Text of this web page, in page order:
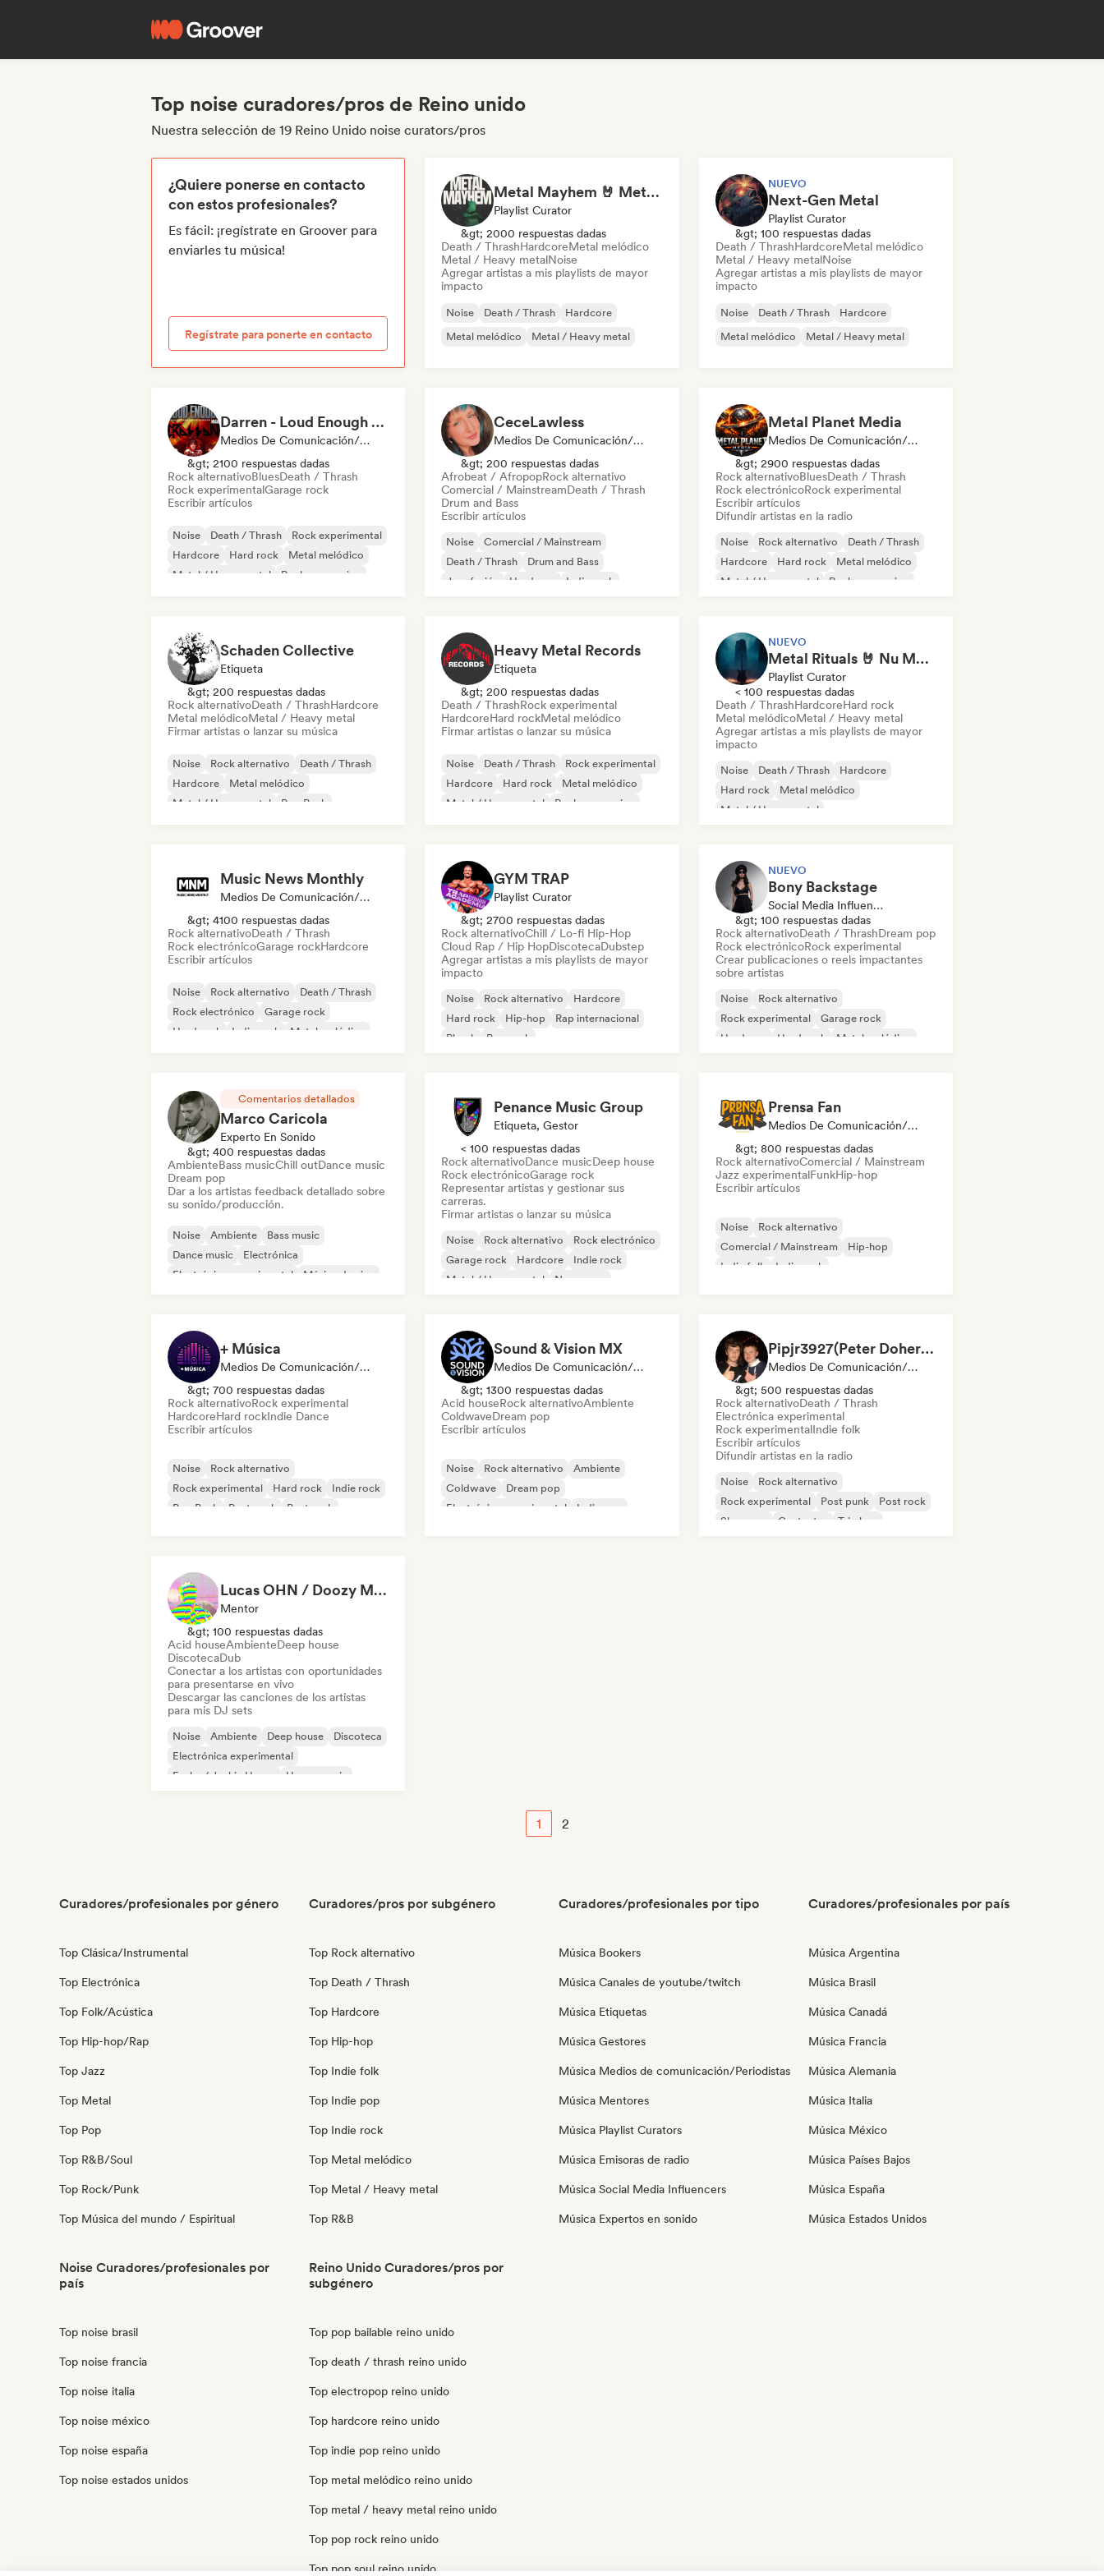
Top noise curadores/pros de Reino unido
Nuestra selección de 19 Reino Unido noise curators/pros
¿Quiere ponerse en contacto
con estos profesionales?
Es fácil: ¡regístrate en Groover para
enviarles tu música!
Regístrate para ponerte en contacto
Metal Mayhem 🤘 Metalcore, Deathcore & Progressive Metal
Playlist Curator
&gt; 2000 respuestas dadas
Death / ThrashHardcoreMetal melódico
Metal / Heavy metalNoise
Agregar artistas a mis playlists de mayor
impacto
Noise Death / Thrash
Hardcore
Metal melódico
Metal / Heavy metal
NUEVO
Next-Gen Metal
Playlist Curator
&gt; 100 respuestas dadas
Death / ThrashHardcoreMetal melódico
Metal / Heavy metalNoise
Agregar artistas a mis playlists de mayor
impacto
Noise Death / Thrash
Hardcore
Metal melódico
Metal / Heavy metal
Darren - Loud Enough Magazine
Medios De Comunicación/Periodista
&gt; 2100 respuestas dadas
Rock alternativoBluesDeath / Thrash
Rock experimentalGarage rock
Escribir artículos
Noise Death / Thrash
Rock experimental
Hardcore
Hard rock
Metal melódico
Metal / Heavy metal
Rock progresivo
CeceLawless
Medios De Comunicación/Periodista
&gt; 200 respuestas dadas
Afrobeat / AfropopRock alternativo
Comercial / MainstreamDeath / Thrash
Drum and Bass
Escribir artículos
Noise
Comercial / Mainstream
Death / Thrash
Drum and Bass
Jazz fusión
Hardcore
Indie rock
Metal Planet Media
Medios De Comunicación/Periodista, Emisoras De Radio
&gt; 2900 respuestas dadas
Rock alternativoBluesDeath / Thrash
Rock electrónicoRock experimental
Escribir artículos
Difundir artistas en la radio
Noise Rock alternativo
Death / Thrash
Hardcore
Hard rock
Metal melódico
Metal / Heavy metal
Rock progresivo
Schaden Collective
Etiqueta
&gt; 200 respuestas dadas
Rock alternativoDeath / ThrashHardcore
Metal melódicoMetal / Heavy metal
Firmar artistas o lanzar su música
Noise Rock alternativo
Death / Thrash
Hardcore
Metal melódico
Metal / Heavy metal
Pop Punk
Heavy Metal Records
Etiqueta
&gt; 200 respuestas dadas
Death / ThrashRock experimental
HardcoreHard rockMetal melódico
Firmar artistas o lanzar su música
Noise Death / Thrash
Rock experimental
Hardcore
Hard rock
Metal melódico
Metal / Heavy metal
Rock progresivo
NUEVO
Metal Rituals 🤘 Nu Metal, Alt Metal & Progressive Metal
Playlist Curator
< 100 respuestas dadas
Death / ThrashHardcoreHard rock
Metal melódicoMetal / Heavy metal
Agregar artistas a mis playlists de mayor
impacto
Noise Death / Thrash
Hardcore
Hard rock
Metal melódico
Metal / Heavy metal
Music News Monthly
Medios De Comunicación/Periodista
&gt; 4100 respuestas dadas
Rock alternativoDeath / Thrash
Rock electrónicoGarage rockHardcore
Escribir artículos
Noise Rock alternativo
Death / Thrash
Rock electrónico
Garage rock
Hard rock
Indie rock Metal melódico
GYM TRAP
Playlist Curator
&gt; 2700 respuestas dadas
Rock alternativoChill / Lo-fi Hip-Hop
Cloud Rap / Hip HopDiscotecaDubstep
Agregar artistas a mis playlists de mayor
impacto
Noise Rock alternativo
Hardcore
Hard rock
Hip-hop
Rap internacional
Phonk
Pop rock
NUEVO
Bony Backstage
Social Media Influencer
&gt; 100 respuestas dadas
Rock alternativoDeath / ThrashDream pop
Rock electrónicoRock experimental
Crear publicaciones o reels impactantes
sobre artistas
Noise
Rock alternativo
Rock experimental
Garage rock
Hardcore
Hard rock
Metal melódico
Comentarios detallados
Marco Caricola
Experto En Sonido
&gt; 400 respuestas dadas
AmbienteBass musicChill outDance music
Dream pop
Dar a los artistas feedback detallado sobre
su sonido/producción.
Noise Ambiente
Bass music
Dance music
Electrónica
Electrónica experimental
Música de cine
Penance Music Group
Etiqueta, Gestor
< 100 respuestas dadas
Rock alternativoDance musicDeep house
Rock electrónicoGarage rock
Representar artistas y gestionar sus
carreras.
Firmar artistas o lanzar su música
Noise Rock alternativo
Rock electrónico
Garage rock
Hardcore
Indie rock
Metal / Heavy metal
New wave
Prensa Fan
Medios De Comunicación/Periodista
&gt; 800 respuestas dadas
Rock alternativoComercial / Mainstream
Jazz experimentalFunkHip-hop
Escribir artículos
Noise
Rock alternativo
Comercial / Mainstream
Hip-hop
Indie folk
Indie rock
+ Música
Medios De Comunicación/Periodista
&gt; 700 respuestas dadas
Rock alternativoRock experimental
HardcoreHard rockIndie Dance
Escribir artículos
Noise
Rock alternativo
Rock experimental
Hard rock
Indie rock
Pop Punk
Post punk Post rock
Sound & Vision MX
Medios De Comunicación/Periodista
&gt; 1300 respuestas dadas
Acid houseRock alternativoAmbiente
ColdwaveDream pop
Escribir artículos
Noise Rock alternativo
Ambiente
Coldwave
Dream pop
Electrónica experimental
Indie pop
Pipjr3927(Peter Doherty)
Medios De Comunicación/Periodista, Emisoras De Radio
&gt; 500 respuestas dadas
Rock alternativoDeath / Thrash
Electrónica experimental
Rock experimentalIndie folk
Escribir artículos
Difundir artistas en la radio
Noise
Rock alternativo
Rock experimental
Post punk
Post rock
Shoegaze
Cantautor Trip hop
Lucas OHN / Doozy Magazine
Mentor
&gt; 100 respuestas dadas
Acid houseAmbienteDeep house
DiscotecaDub
Conectar a los artistas con oportunidades
para presentarse en vivo
Descargar las canciones de los artistas
para mis DJ sets
Noise Ambiente Deep house
Discoteca
Electrónica experimental
Funky / Jackin House
House music
1 2
Curadores/profesionales por género
Top Clásica/Instrumental
Top Electrónica
Top Folk/Acústica
Top Hip-hop/Rap
Top Jazz
Top Metal
Top Pop
Top R&B/Soul
Top Rock/Punk
Top Música del mundo / Espiritual
Curadores/pros por subgénero
Top Rock alternativo
Top Death / Thrash
Top Hardcore
Top Hip-hop
Top Indie folk
Top Indie pop
Top Indie rock
Top Metal melódico
Top Metal / Heavy metal
Top R&B
Curadores/profesionales por tipo
Música Bookers
Música Canales de youtube/twitch
Música Etiquetas
Música Gestores
Música Medios de comunicación/Periodistas
Música Mentores
Música Playlist Curators
Música Emisoras de radio
Música Social Media Influencers
Música Expertos en sonido
Curadores/profesionales por país
Música Argentina
Música Brasil
Música Canadá
Música Francia
Música Alemania
Música Italia
Música México
Música Países Bajos
Música España
Música Estados Unidos
Noise Curadores/profesionales por
país
Top noise brasil
Top noise francia
Top noise italia
Top noise méxico
Top noise españa
Top noise estados unidos
Reino Unido Curadores/pros por
subgénero
Top pop bailable reino unido
Top death / thrash reino unido
Top electropop reino unido
Top hardcore reino unido
Top indie pop reino unido
Top metal melódico reino unido
Top metal / heavy metal reino unido
Top pop rock reino unido
Top pop soul reino unido